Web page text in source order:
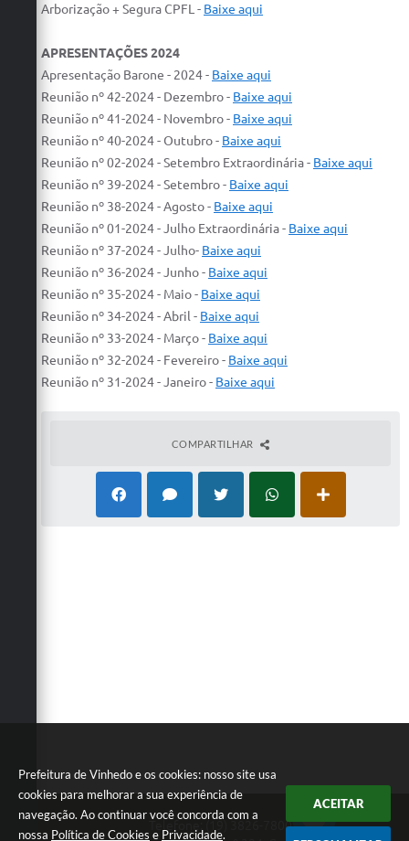
Prefeitura de Vinhedo e os cookies: nosso site usa
cookies para melhorar a sua experiência de
navegação. Ao continuar você concorda com a
nossa Política de Cookies e Privacidade.
ACEITAR
Arborização + Segura CPFL - Baixe aqui
APRESENTAÇÕES 2024
Apresentação Barone - 2024 - Baixe aqui
Reunião nº 42-2024 - Dezembro - Baixe aqui
Reunião nº 41-2024 - Novembro - Baixe aqui
​Reunião nº 40-2024 - Outubro - Baixe aqui
Reunião nº 02-2024 - Setembro Extraordinária - Baixe aqui
​Reunião nº 39-2024 - Setembro - Baixe aqui
Reunião nº 38-2024 - Agosto - Baixe aqui
​Reunião nº 01-2024 - Julho Extraordinária - Baixe aqui
Reunião nº 37-2024 - Julho- Baixe aqui
Reunião nº 36-2024 - Junho - Baixe aqui
​Reunião nº 35-2024 - Maio - Baixe aqui
​Reunião nº 34-2024 - Abril - Baixe aqui
Reunião nº 33-2024 - Março - Baixe aqui
​Reunião nº 32-2024 - Fevereiro - Baixe aqui
​Reunião nº 31-2024 - Janeiro - Baixe aqui
COMPARTILHAR
Telefone: (19) 3826-7800